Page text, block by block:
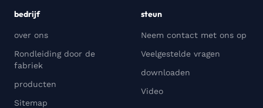
bedrijf
over ons
Rondleiding door de
fabriek
producten
Sitemap
steun
Neem contact met ons op
Veelgestelde vragen
downloaden
Video